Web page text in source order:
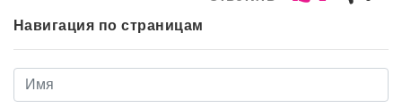
Навигация по страницам